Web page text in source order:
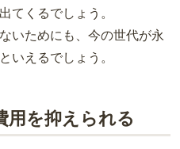
てくるでしょう。
いためにも、今の世代が永
いえるでしょう。
用を抑えられる